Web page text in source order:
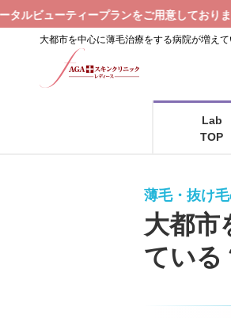
用意しております。
大都市を中心に薄毛治療をする病院が増えて
Lab
TOP
薄毛・抜け
大都市
ている